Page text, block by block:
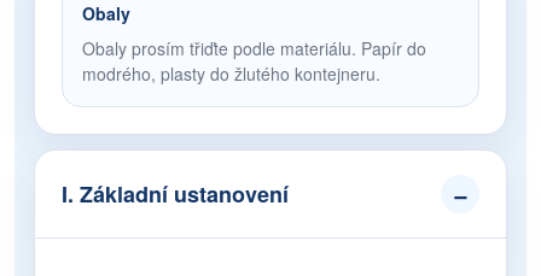
Obaly
Obaly prosím třiďte podle materiálu. Papír do
modrého, plasty do žlutého kontejneru.
I. Základní ustanovení